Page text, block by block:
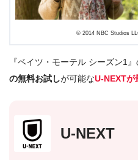
© 2014 NBC Studios
『ベイツ・モーテル シーズン1
の無料お試しが可能なU-NEXTが
U-NEXT